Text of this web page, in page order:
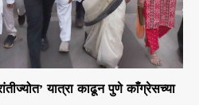
यात्रा काढून पुणे काँग्रेसच्या